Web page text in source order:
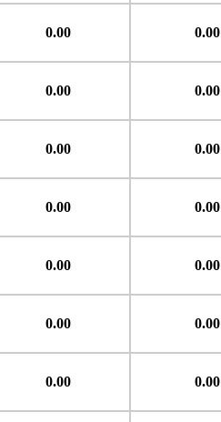
0.00 0.00
0.00 0.00
0.00 0.00
0.00 0.00
0.00 0.00
0.00 0.00
0.00 0.00